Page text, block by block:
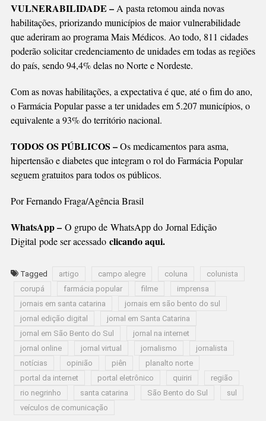
VULNERABILIDADE –A pasta retomou ainda novas
habilitações, priorizando municípios de maior vulnerabilidade
que aderiram ao programa Mais Médicos. Ao todo, 811 cidades
poderão solicitar credenciamento de unidades em todas as regiões
do país, sendo 94,4% delas no Norte e Nordeste.
Com as novas habilitações, a expectativa é que, até o fim do ano,
o Farmácia Popular passe a ter unidades em 5.207 municípios, o
equivalente a 93% do território nacional.
TODOS OS PÚBLICOS –Os medicamentos para asma,
hipertensão e diabetes que integram o rol do Farmácia Popular
seguem gratuitos para todos os públicos.
Por Fernando Fraga/Agência Brasil
WhatsApp – O grupo de WhatsApp do Jornal Edição
Digital pode ser acessado clicando aqui.
Tagged artigo campo alegre coluna
colunista
corupá
farmácia popular filme
imprensa
jornais em santa catarina
jornais em são bento do sul
jornal edição digital
jornal em Santa Catarina
jornal em São Bento do Sul
jornal na internet
jornal online
jornal virtual jornalismo
jornalista
notícias
opinião piên
planalto norte
portal da internet
portal eletrônico quiriri
região
rio negrinho
santa catarina São Bento do Sul
sul
veículos de comunicação